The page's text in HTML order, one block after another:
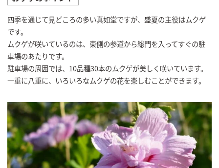
四季を通じて見どころの多い真如堂ですが、盛夏の主役はムクゲ
です。
ムクゲが咲いているのは、東側の参道から総門を入ってすぐの駐
車場のあたりです。
駐車場の周囲では、10品種30本のムクゲが美しく咲いています。
一重に八重に、いろいろなムクゲの花を楽しむことができます。